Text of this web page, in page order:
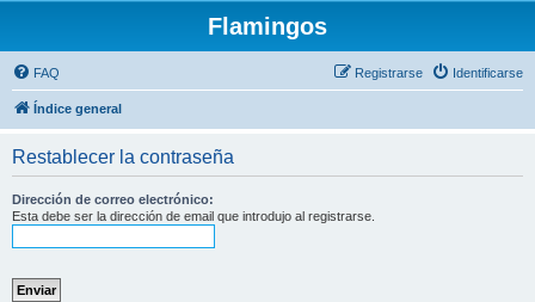
Flamingos
FAQ Identificarse
Registrarse
Índice general
Restablecer la contraseña
Dirección de correo electrónico:
Esta debe ser la dirección de email que introdujo al registrarse.